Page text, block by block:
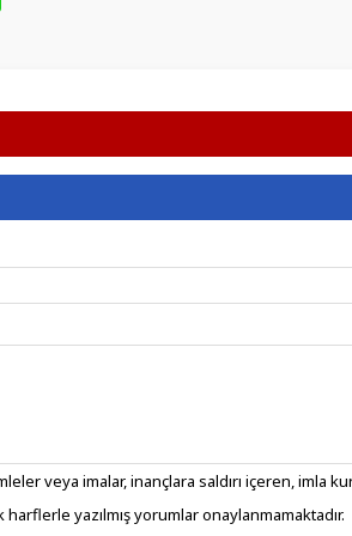
veya imalar, inançlara saldırı içeren, imla
yazılmış yorumlar onaylanmamaktadır.